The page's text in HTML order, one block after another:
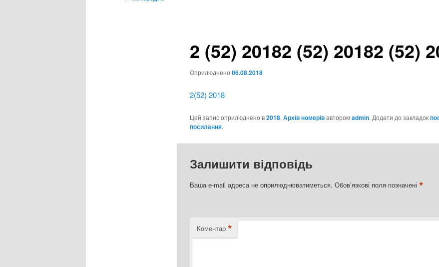
2 (52) 20182 (52) 20182 (52)
Оприлюднено 06.08.2018
2(52) 2018
Цей запис оприлюднено в2018,Архів номерівавторомadmin. Додати до закладок
посилання.
Залишити відповідь
Ваша e-mail адреса не оприлюднюватиметься. Обов’язкові поля позначені *
Коментар *